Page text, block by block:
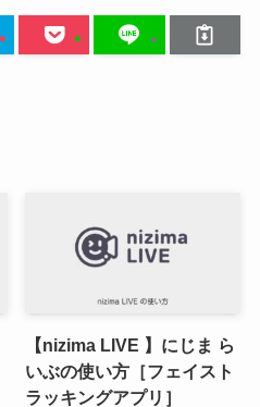
【nizima LIVE 】にじま ら
いぶの使い方［フェイスト
ラッキングアプリ］